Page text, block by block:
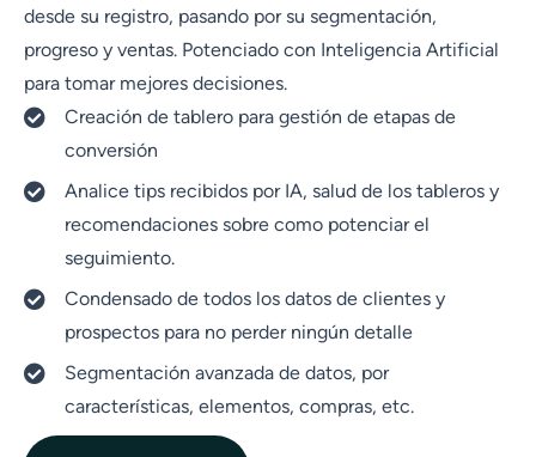
desde su registro, pasando por su segmentación,
progreso y ventas. Potenciado con Inteligencia Artificial
para tomar mejores decisiones.
Creación de tablero para gestión de etapas de
conversión
Analice tips recibidos por IA, salud de los tableros y
recomendaciones sobre como potenciar el
seguimiento.
Condensado de todos los datos de clientes y
prospectos para no perder ningún detalle
Segmentación avanzada de datos, por
características, elementos, compras, etc.